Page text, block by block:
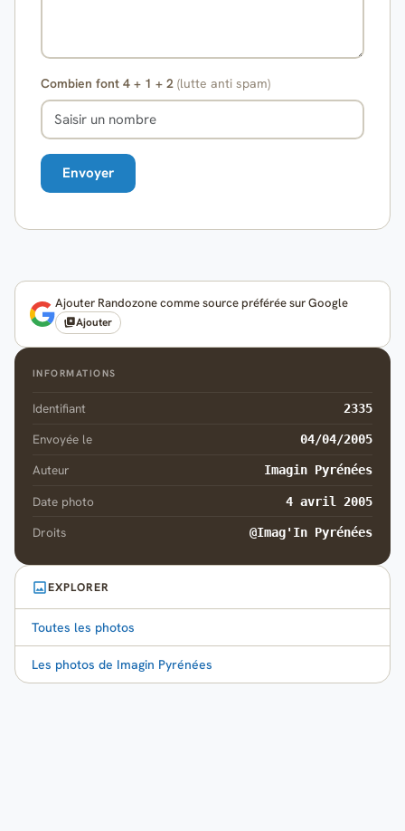
Combien font 4 + 1 + 2 (lutte anti spam)
Ajouter Randozone comme source préférée sur Google
Ajouter
INFORMATIONS
Identifiant 2335
Envoyée le 04/04/2005
Auteur Imagin Pyrénées
Date photo 4 avril 2005
Droits @Imag'In Pyrénées
EXPLORER
Toutes les photos
Les photos de Imagin Pyrénées